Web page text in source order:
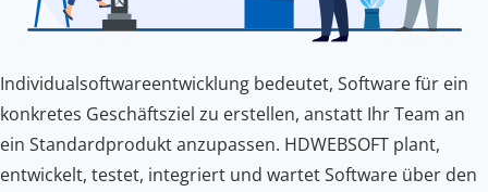
Individualsoftwareentwicklung bedeutet, Software für ein
konkretes Geschäftsziel zu erstellen, anstatt Ihr Team an
ein Standardprodukt anzupassen. HDWEBSOFT plant,
entwickelt, testet, integriert und wartet Software über den